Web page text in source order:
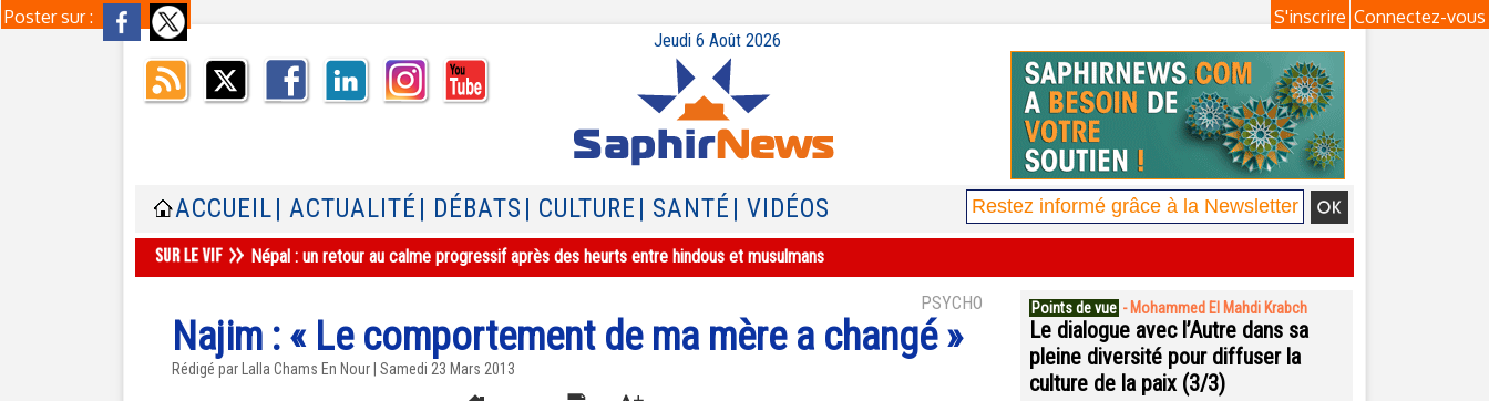
Poster sur : Connectez-vous
S'inscrire
Jeudi 6 Août 2026
ACCUEIL | ACTUALITÉ | DÉBATS | CULTURE | SANTÉ | VIDÉOS
Népal : un retour au calme progressif après des heurts entre hindous et musulmans
PSYCHO
Najim : « Le comportement de ma mère a changé »
Rédigé par Lalla Chams En Nour | Samedi 23 Mars 2013
Points de vue - Mohammed El Mahdi Krabch
Le dialogue avec l’Autre dans sa
pleine diversité pour diffuser la
culture de la paix (3/3)